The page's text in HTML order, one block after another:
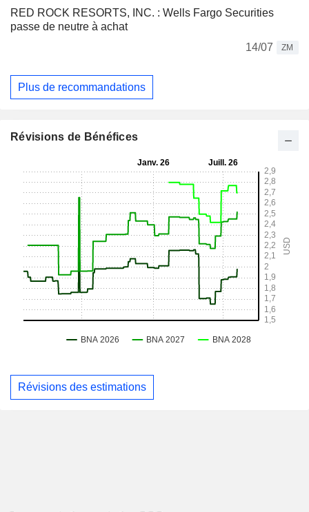
RED ROCK RESORTS, INC. : Wells Fargo Securities
passe de neutre à achat
14/07
ZM
Plus de recommandations
Révisions de Bénéfices
Révisions des estimations